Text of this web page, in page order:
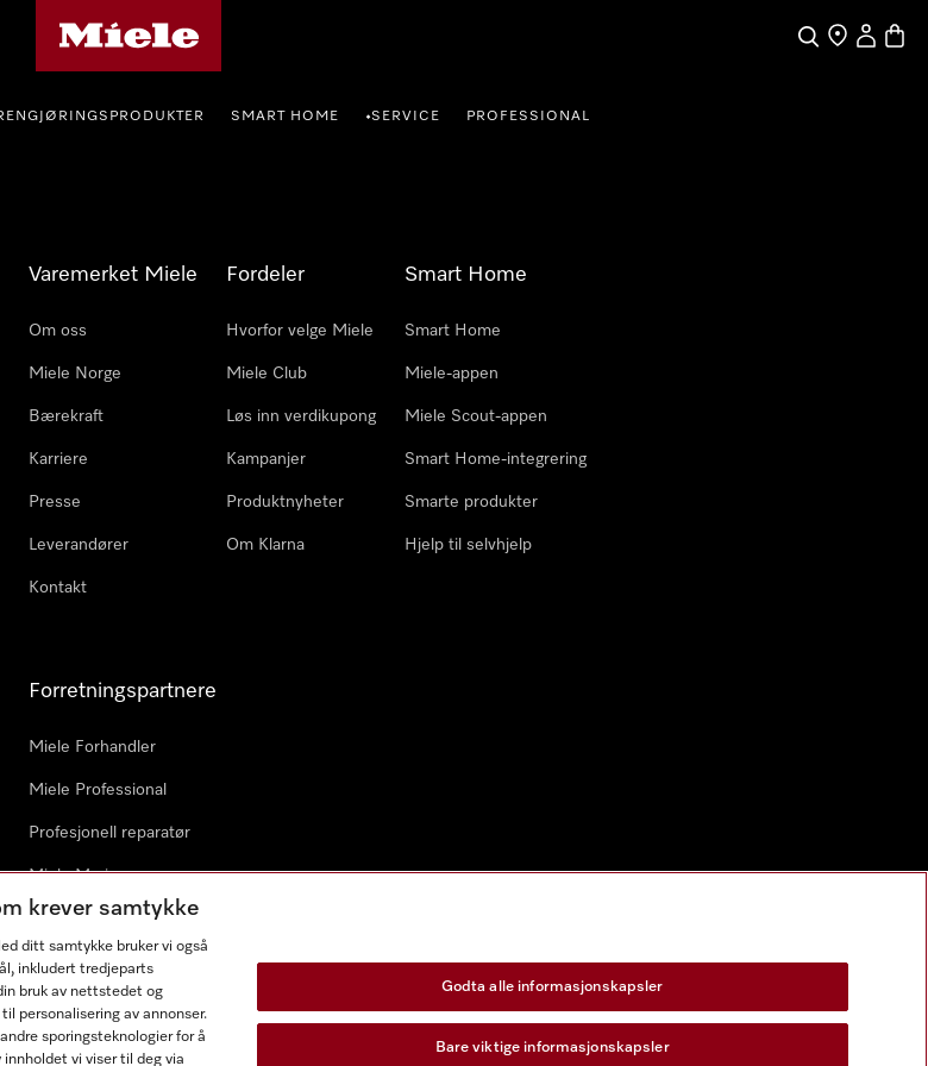
Søk
Finn enMin Konto
SMART HOME •SERVICE PROFESSIONAL
Varemerket Miele
Om oss
Miele Norge
Bærekraft
Karriere
Presse
Leverandører
Kontakt
Fordeler
Hvorfor velge Miele
Miele Club
Løs inn verdikupong
Kampanjer
Produktnyheter
Om Klarna
Smart Home
Smart Home
Miele-appen
Miele Scout-appen
Smart Home-integrering
Smarte produkter
Hjelp til selvhjelp
Forretningspartnere
Miele Forhandler
Miele Professional
Profesjonell reparatør
Miele Marine
Arkitekter & byggherrer
krever samtykke
ditt samtykke bruker vi også
inkludert tredjeparts
bruk av nettstedet og
personalisering av annonser.
sporingsteknologier for å
vi viser til deg via
Godta alle informasjonskapsler
Bare viktige informasjonskapsler